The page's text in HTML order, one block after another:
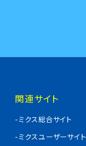
関連サイト
-ミクス総合サイト
-ミクスユーザーサイト